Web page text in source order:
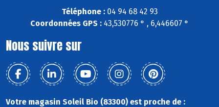
Téléphone :04 94 68 42 93
Coordonnées GPS : 43,530776 ° , 6,446607 °
Nous suivre sur
Votre magasin Soleil Bio (83300) est proche de :